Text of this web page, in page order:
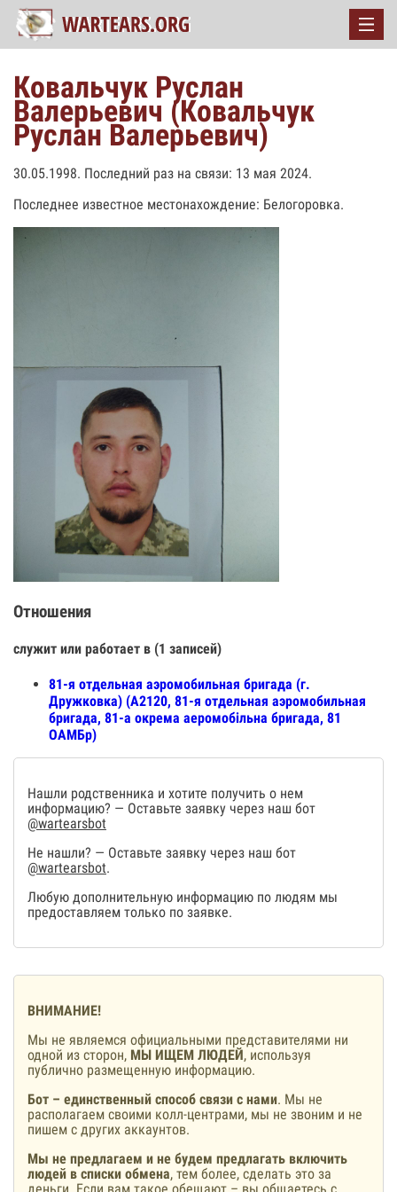
Ковальчук Руслан
Валерьевич (Ковальчук
Руслан Валерьевич)
30.05.1998. Последний раз на связи: 13 мая 2024.
Последнее известное местонахождение: Белогоровка.
Отношения
служит или работает в (1 записей)
81-я отдельная аэромобильная бригада (г.
Дружковка) (А2120, 81-я отдельная аэромобильная
бригада, 81-а окрема аеромобільна бригада, 81
ОАМБр)
Нашли родственника и хотите получить о нем
информацию? — Оставьте заявку через наш бот
@wartearsbot
Не нашли? — Оставьте заявку через наш бот
@wartearsbot.
Любую дополнительную информацию по людям мы
предоставляем только по заявке.
ВНИМАНИЕ!
Мы не являемся официальными представителями ни
одной из сторон, МЫ ИЩЕМ ЛЮДЕЙ, используя
публично размещенную информацию.
Бот – единственный способ связи с нами. Мы не
располагаем своими колл-центрами, мы не звоним и не
пишем с других аккаунтов.
Мы не предлагаем и не будем предлагать включить
людей в списки обмена, тем более, сделать это за